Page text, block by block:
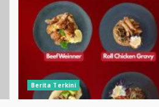
Berita Terkini